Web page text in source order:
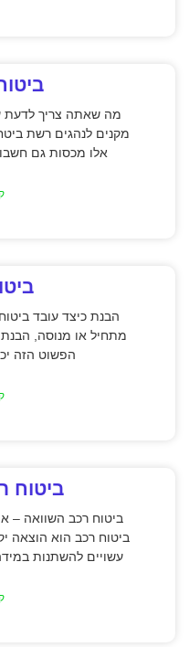
מה שאתה צריך לדעת
מקנים לנהגים רשת
אלו מכסות גם
הבנת כיצד עובד
מתחיל או מנוסה, הבנת
הפשוט הזה
ביטוח
ביטוח רכב השוואה –
ביטוח רכב הוא הוצאה
עשויים להשתנות